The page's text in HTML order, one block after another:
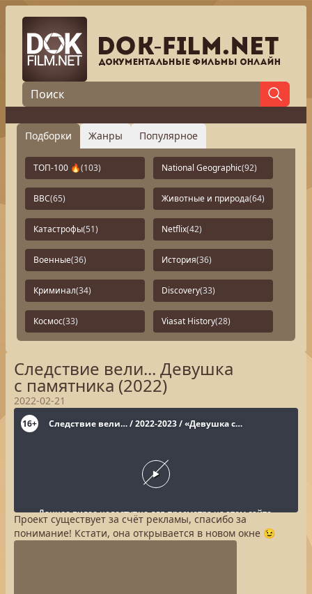
Подборки Жанры Популярное
ТОП-100 🔥(103) National Geographic(92)
BBC(65) Животные и природа(64)
Катастрофы(51) Netflix(42)
Военные(36) История(36)
Криминал(34) Discovery(33)
Космос(33) Viasat History(28)
Следствие вели... Девушка
с памятника (2022)
2022-02-21
Проект существует за счёт рекламы, спасибо за
понимание! Кстати, она открывается в новом окне 😉